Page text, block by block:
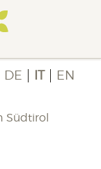
DE IT EN
Südtirol